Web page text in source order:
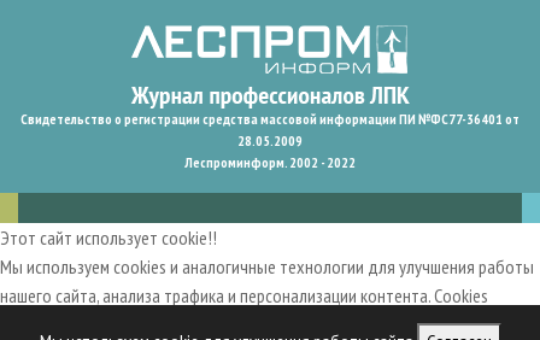
Свидетельство о регистрации средства массовой информации ПИ №ФС77-36401 от
28.05.2009
Леспроминформ. 2002 - 2022
Этот сайт использует cookie!!
Мы используем cookies и аналогичные технологии для улучшения работы
нашего сайта, анализа трафика и персонализации контента. Cookies